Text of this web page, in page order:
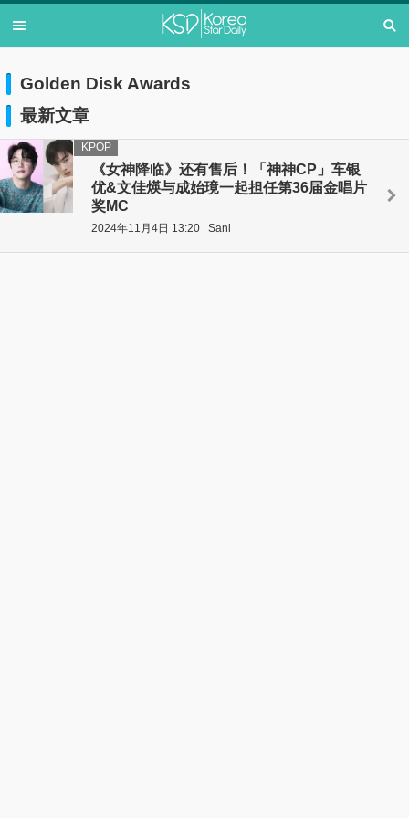
Golden Disk Awards
最新文章
《女神降临》还有售后！「神神CP」车银
优&文佳煐与成始璄一起担任第36届金唱片
奖MC
KPOP
2024年11月4日 13:20 Sani